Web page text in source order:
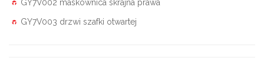
GY7V002 maskownica skrajna prawa
GY7V003 drzwi szafki otwartej